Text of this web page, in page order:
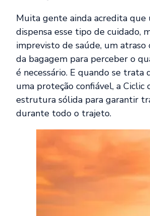
Muita gente ainda acredita que
dispensa esse tipo de cuidado,
imprevisto de saúde, um atraso
da bagagem para perceber o
é necessário. E quando se trata
uma proteção confiável, a Ciclic
estrutura sólida para garantir
durante todo o trajeto.